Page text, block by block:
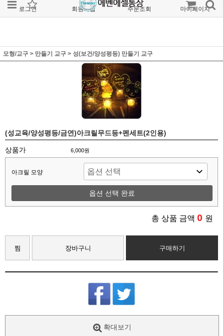
로그인 회원가입 주문조회 마이페이지
모형/교구 > 만들기 교구 > 성(보건/양성평등) 만들기 교구
(성교육/양성평등/금연)아크릴무드등+펜세트(2인용)
상품가 6,000원
아크릴 모양
옵션 선택 완료
총 상품 금액 0 원
찜 장바구니 구매하기
확대보기